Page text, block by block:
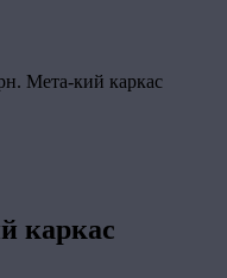
Мета-кий каркас
каркас